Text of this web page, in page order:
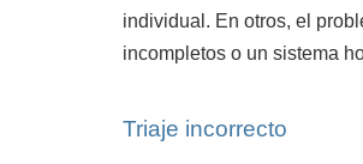
individual. En otros, el
incompletos o un sistema
Triaje incorrecto